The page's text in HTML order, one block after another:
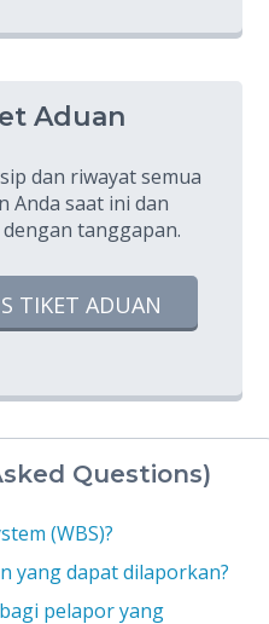
Aduan
dan riwayat semua
Anda saat ini dan
tanggapan.
TIKET ADUAN
Questions)
(WBS)?
yang dapat dilaporkan?
pelapor yang